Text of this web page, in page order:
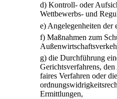
d) Kontroll- oder
Wettbewerbs- und
e) Angelegenheiten der
f) Maßnahmen zum
g) die Durchführung
Gerichtsverfahrens,
faires Verfahren oder
Ermittlungen,